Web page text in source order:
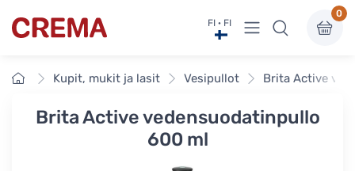
Crema FI · FI Näytä valikko
0
EtusivuKupit, mukit ja lasit Vesipullot Brita Active
Brita Active vedensuodatinpullo
600 ml